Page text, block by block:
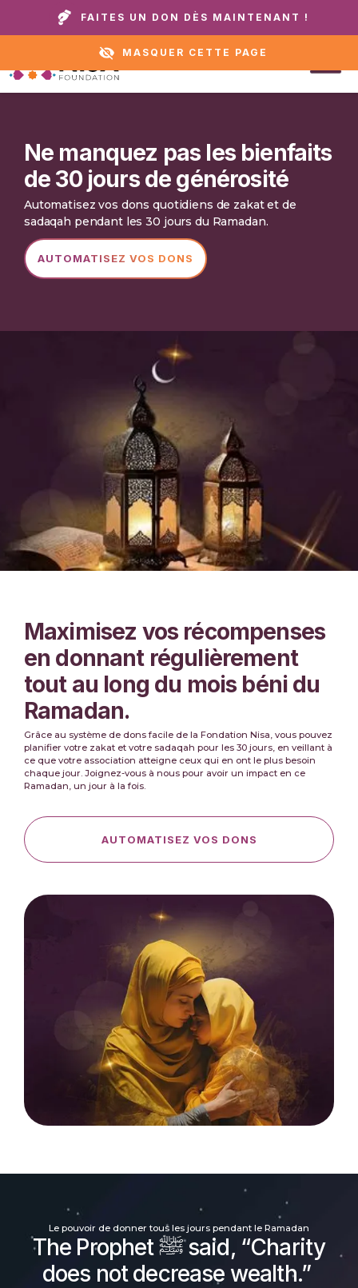
Appelez notre domicile ou notre service
d'assistance :
+1 888 711
FAITES UN DON DÈS MAINTENANT !
MASQUER CETTE PAGE
Ne manquez pas les bienfaits
de 30 jours de générosité
Automatisez vos dons quotidiens de zakat et de
sadaqah pendant les 30 jours du Ramadan.
AUTOMATISEZ VOS DONS
Maximisez vos récompenses
en donnant régulièrement
tout au long du mois béni du
Ramadan.
Grâce au système de dons facile de la Fondation Nisa, vous pouvez
planifier votre zakat et votre sadaqah pour les 30 jours, en veillant à
ce que votre association atteigne ceux qui en ont le plus besoin
chaque jour. Joignez-vous à nous pour avoir un impact en ce
Ramadan, un jour à la fois.
AUTOMATISEZ VOS DONS
Le pouvoir de donner tous les jours pendant le Ramadan
The Prophet ﷺ said, “Charity
does not decrease wealth.”